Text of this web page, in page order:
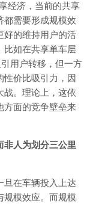
经济，当前的共享
都需要形成规模效
好的维持用户的活
比如在共享单车层
用户转移，但一方
性价比吸引力，因
战。理论上，这依
方面的竞争壁垒来
非人为划分三公里
旦在车辆投入上达
规模效应。而规模